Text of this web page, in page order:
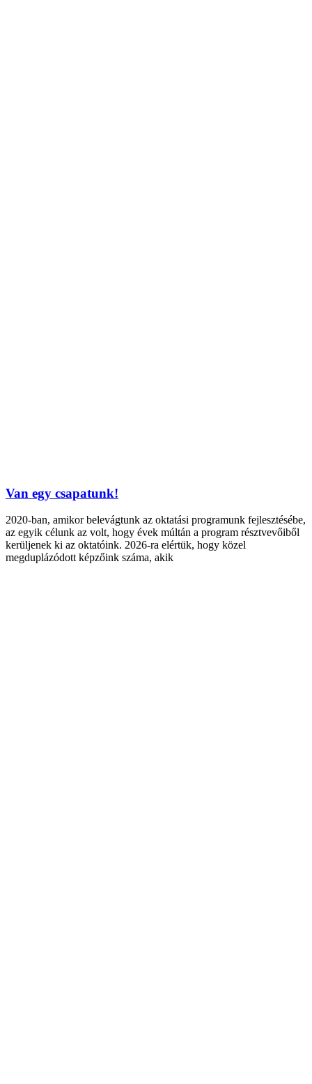
Van egy csapatunk!
2020-ban, amikor belevágtunk az oktatási programunk fejlesztésébe,
az egyik célunk az volt, hogy évek múltán a program résztvevőiből
kerüljenek ki az oktatóink. 2026-ra elértük, hogy közel
megduplázódott képzőink száma, akik